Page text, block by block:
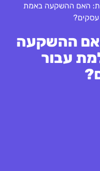
האם ההשקעה באמת
ההשקעה
עבור